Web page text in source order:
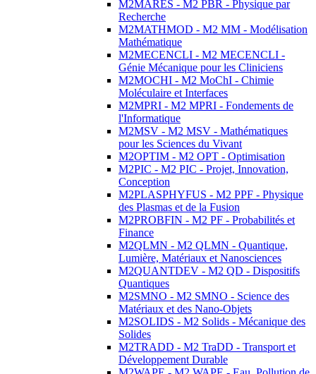
M2MARES - M2 PBR - Physique par
Recherche
M2MATHMOD - M2 MM - Modélisation
Mathématique
M2MECENCLI - M2 MECENCLI -
Génie Mécanique pour les Cliniciens
M2MOCHI - M2 MoChI - Chimie
Moléculaire et Interfaces
M2MPRI - M2 MPRI - Fondements de
l'Informatique
M2MSV - M2 MSV - Mathématiques
pour les Sciences du Vivant
M2OPTIM - M2 OPT - Optimisation
M2PIC - M2 PIC - Projet, Innovation,
Conception
M2PLASPHYFUS - M2 PPF - Physique
des Plasmas et de la Fusion
M2PROBFIN - M2 PF - Probabilités et
Finance
M2QLMN - M2 QLMN - Quantique,
Lumière, Matériaux et Nanosciences
M2QUANTDEV - M2 QD - Dispositifs
Quantiques
M2SMNO - M2 SMNO - Science des
Matériaux et des Nano-Objets
M2SOLIDS - M2 Solids - Mécanique des
Solides
M2TRADD - M2 TraDD - Transport et
Développement Durable